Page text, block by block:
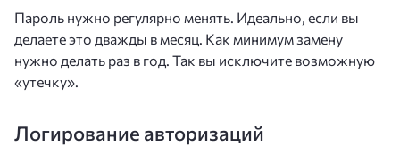
Пароль нужно регулярно менять. Идеально, если вы
делаете это дважды в месяц. Как минимум замену
нужно делать раз в год. Так вы исключите возможную
«утечку».
Логирование авторизаций